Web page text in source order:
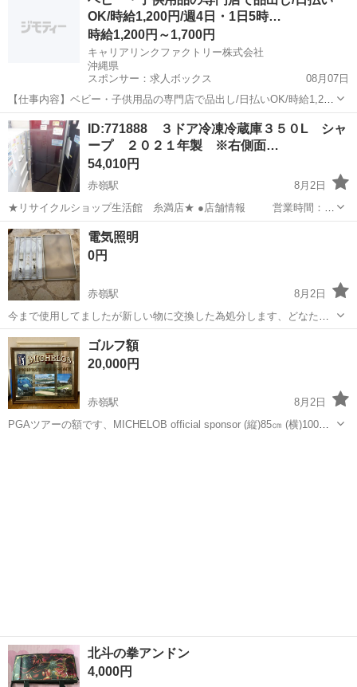
OK/時給1,200円/週4日・1日5時…
時給1,200円～1,700円
キャリアリンクファクトリー株式会社
沖縄県
スポンサー：求人ボックス
08月07日
【仕事内容】ベビー・子供用品の専門店で品出し/日払いOK/時給1,200
円/週4日・1日5時間～OK/未経験歓迎 <給与> 時給1200円～1700円 <
勤務地> 沖縄県 浦添市 「社員を企業に派遣して終わり」ではありませ
ん/ 就...
アルバイト・パート
ID:771888 ３ドア冷凍冷蔵庫３５０L シャ
ープ ２０２１年製 ※右側面…
54,010円
赤嶺駅
8月2日
★リサイクルショップ生活館 糸満店★ ●店舗情報 営業時間：
10：00 ～ 19：30(定休なし） 住 所：糸満市兼城369-10 お
支払いは、現金、各種クレジットカード（税込み...
沖縄 糸満市 赤嶺駅
電気照明
0円
赤嶺駅
8月2日
今まで使用してましたが新しい物に交換した為処分します、どなたか
必要で有れば貰って下さい 20w電球4本80wあります、＊引き取り早い
方にお譲り致します。
沖縄 那覇市 赤嶺駅
ゴルフ額
20,000円
赤嶺駅
8月2日
PGAツアーの額です、MICHELOB official sponsor (縦)85㎝ (横)100㎝
北斗の拳アンドン
4,000円